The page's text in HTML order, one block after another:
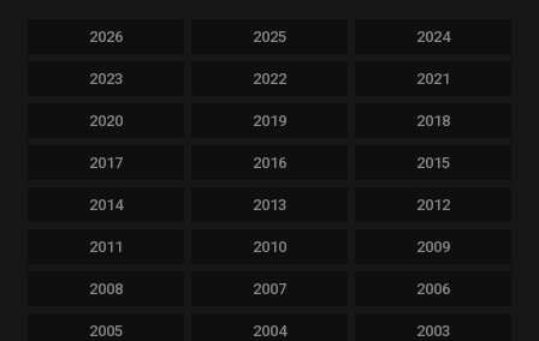
2026 2025 2024
2023 2022 2021
2020 2019 2018
2017 2016 2015
2014 2013 2012
2011 2010 2009
2008 2007 2006
2005 2004 2003